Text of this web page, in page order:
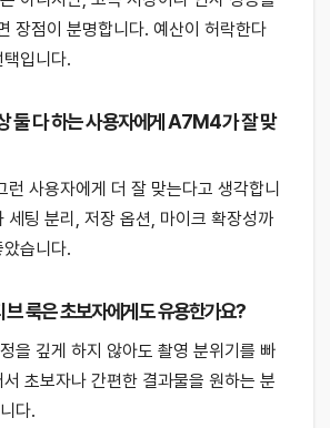
장점이 분명합니다. 예산이 허락한다
입니다.
둘 다 하는 사용자에게 A7M4가 잘 맞
런 사용자에게 더 잘 맞는다고 생각합니
세팅 분리, 저장 옵션, 마이크 확장성까
습니다.
룩은 초보자에게도 유용한가요?
을 깊게 하지 않아도 촬영 분위기를 빠
초보자나 간편한 결과물을 원하는 분
다.